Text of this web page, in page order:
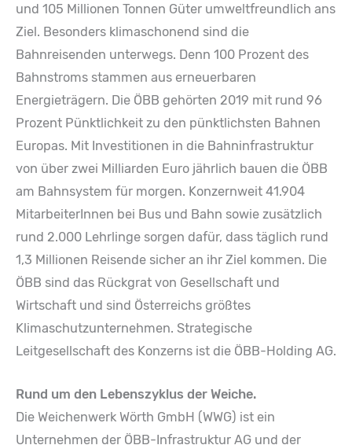
und 105 Millionen Tonnen Güter umweltfreundlich ans
Ziel. Besonders klimaschonend sind die
Bahnreisenden unterwegs. Denn 100 Prozent des
Bahnstroms stammen aus erneuerbaren
Energieträgern. Die ÖBB gehörten 2019 mit rund 96
Prozent Pünktlichkeit zu den pünktlichsten Bahnen
Europas. Mit Investitionen in die Bahninfrastruktur
von über zwei Milliarden Euro jährlich bauen die ÖBB
am Bahnsystem für morgen. Konzernweit 41.904
MitarbeiterInnen bei Bus und Bahn sowie zusätzlich
rund 2.000 Lehrlinge sorgen dafür, dass täglich rund
1,3 Millionen Reisende sicher an ihr Ziel kommen. Die
ÖBB sind das Rückgrat von Gesellschaft und
Wirtschaft und sind Österreichs größtes
Klimaschutzunternehmen. Strategische
Leitgesellschaft des Konzerns ist die ÖBB-Holding AG.
Rund um den Lebenszyklus der Weiche.
Die Weichenwerk Wörth GmbH (WWG) ist ein
Unternehmen der ÖBB-Infrastruktur AG und der